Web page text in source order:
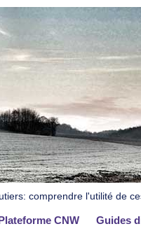
comprendre l'utilité de
Plateforme CNW Guides